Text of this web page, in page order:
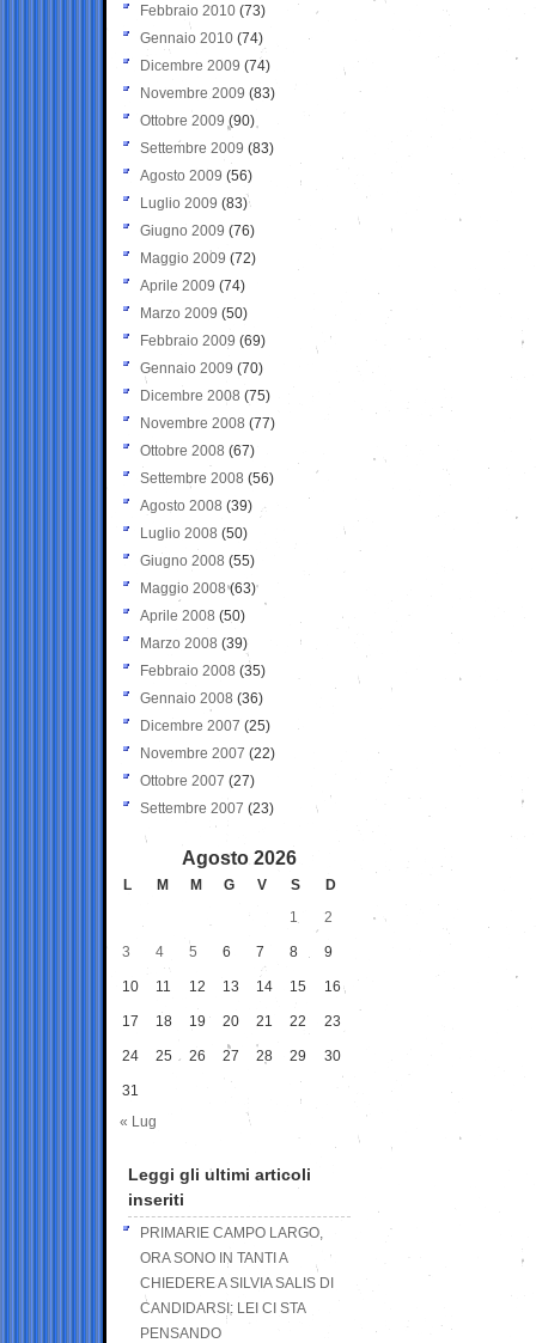
Febbraio 2010 (73)
Gennaio 2010 (74)
Dicembre 2009 (74)
Novembre 2009 (83)
Ottobre 2009 (90)
Settembre 2009 (83)
Agosto 2009 (56)
Luglio 2009 (83)
Giugno 2009 (76)
Maggio 2009 (72)
Aprile 2009 (74)
Marzo 2009 (50)
Febbraio 2009 (69)
Gennaio 2009 (70)
Dicembre 2008 (75)
Novembre 2008 (77)
Ottobre 2008 (67)
Settembre 2008 (56)
Agosto 2008 (39)
Luglio 2008 (50)
Giugno 2008 (55)
Maggio 2008(63)
Aprile 2008 (50)
Marzo 2008 (39)
Febbraio 2008 (35)
Gennaio 2008 (36)
Dicembre 2007 (25)
Novembre 2007 (22)
Ottobre 2007 (27)
Settembre 2007 (23)
Agosto 2026
L M M G V S
D
1
2
3 4 5 6 7 8 9
10 11 12 13 14 15 16
17 18 19 20 21 22 23
24 25 26 27 28 29 30
31
« Lug
Leggi gli ultimi articoli
inseriti
PRIMARIE CAMPO LARGO,
ORA SONO IN TANTI A
CHIEDERE A SILVIA SALIS DI
CANDIDARSI: LEI CI STA
PENSANDO